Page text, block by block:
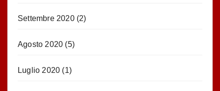
Settembre 2020(2)
Agosto 2020 (5)
Luglio 2020 (1)